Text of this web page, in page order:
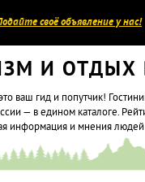
своё объявление у нас!
И ОТДЫХ
ваш гид и попутчик!
— в едином каталоге.
информация и мнения людей